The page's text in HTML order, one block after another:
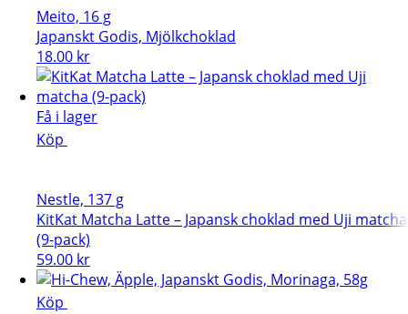
Meito, 16 g
Japanskt Godis, Mjölkchoklad
18.00 kr
Få i lager
Köp
Nestle, 137 g
KitKat Matcha Latte – Japansk choklad med Uji matcha
(9-pack)
59.00 kr
Köp